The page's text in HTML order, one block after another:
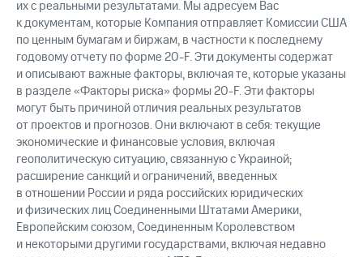
их с реальными результатами. Мы адресуем Вас
к документам, которые Компания отправляет Комиссии США
по ценным бумагам и биржам, в частности к последнему
годовому отчету по форме 20-F. Эти документы содержат
и описывают важные факторы, включая те, которые указаны
в разделе «Факторы риска» формы 20-F. Эти факторы
могут быть причиной отличия реальных результатов
от проектов и прогнозов. Они включают в себя: текущие
экономические и финансовые условия, включая
геополитическую ситуацию, связанную с Украиной;
расширение санкций и ограничений, введенных
в отношении России и ряда российских юридических
и физических лиц Соединенными Штатами Америки,
Европейским союзом, Соединенным Королевством
и некоторыми другими государствами, включая недавно